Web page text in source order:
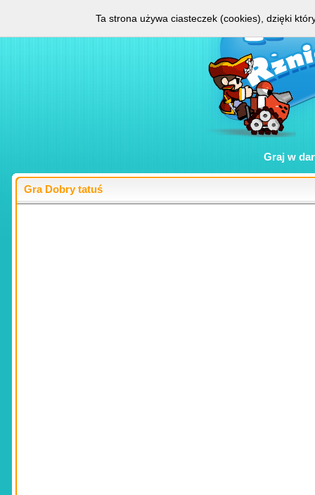
Graj w
Gra Dobry tatuś
Ta strona używa ciasteczek (cookies), dzięki